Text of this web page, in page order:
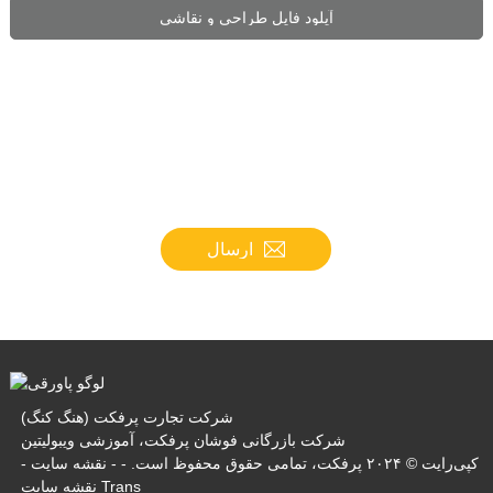
آپلود فایل طراحی و نقاشی
ارسال
شرکت تجارت پرفکت (هنگ کنگ)
شرکت بازرگانی فوشان پرفکت، آموزشی ویبولیتین
کپی‌رایت © ۲۰۲۴ پرفکت، تمامی حقوق محفوظ است. - -
نقشه سایت -
نقشه سایت Trans